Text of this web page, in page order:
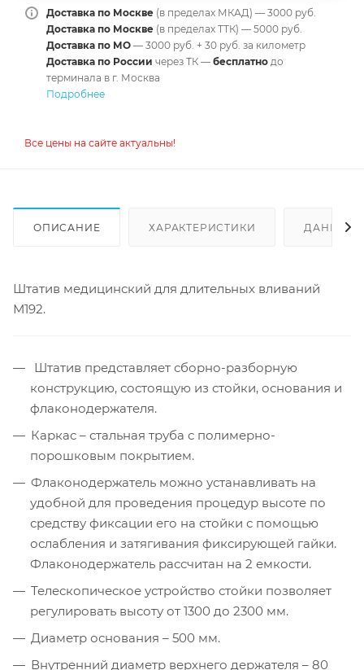
Доставка по Москве (в пределах МКАД) — 3000 руб.
Доставка по Москве (в пределах ТТК) — 5000 руб.
Доставка по МО — 3000 руб. + 30 руб. за километр
Доставка по России через ТК — бесплатно до
терминала в г. Москва
Подробнее
Все цены на сайте актуальны!
ОПИСАНИЕ ХАРАКТЕРИСТИКИ ДАННЫЕ
Штатив медицинский для длительных вливаний
М192.
Штатив представляет сборно-разборную
конструкцию, состоящую из стойки, основания и
флаконодержателя.
Каркас – стальная труба с полимерно-
порошковым покрытием.
Флаконодержатель можно устанавливать на
удобной для проведения процедур высоте по
средству фиксации его на стойки с помощью
ослабления и затягивания фиксирующей гайки.
Флаконодержатель рассчитан на 2 емкости.
Телескопическое устройство стойки позволяет
регулировать высоту от 1300 до 2300 мм.
Диаметр основания – 500 мм.
Внутренний диаметр верхнего держателя – 80